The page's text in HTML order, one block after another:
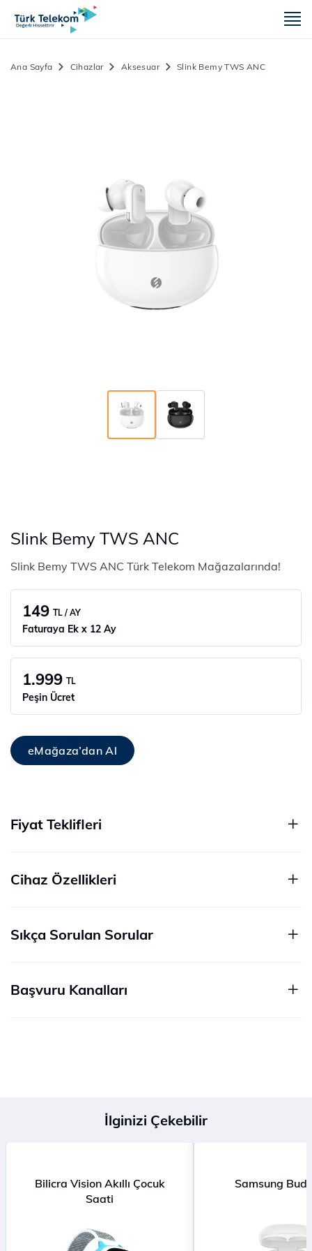
Ana Sayfa Cihazlar Aksesuar Slink Bemy TWS ANC
Slink Bemy TWS ANC
Slink Bemy TWS ANC Türk Telekom Mağazalarında!
149 TL / AY
Faturaya Ek x 12 Ay
1.999 TL
Peşin Ücret
eMağaza’dan Al
Fiyat Teklifleri
Cihaz Özellikleri
Sıkça Sorulan Sorular
Başvuru Kanalları
İlginizi Çekebilir
Bilicra Vision Akıllı Çocuk
Saati
Samsung